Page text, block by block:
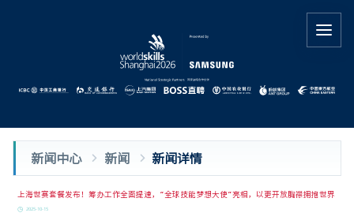
新闻中心 新闻 新闻详情
上海世赛套餐发布！筹办工作全面提速，“全球技能梦想大使”亮相，以更开放胸襟拥抱世界
2025-10-15